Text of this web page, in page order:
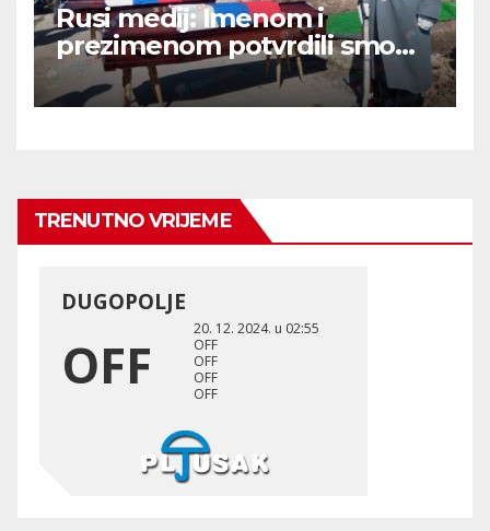
Rusi medij: Imenom i
prezimenom potvrdili smo
236 000 Rusa poginulih u
Ukraini.
TRENUTNO VRIJEME